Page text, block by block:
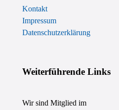
Kontakt
Impressum
Datenschutzerklärung
Weiterführende Links
Wir sind Mitglied im